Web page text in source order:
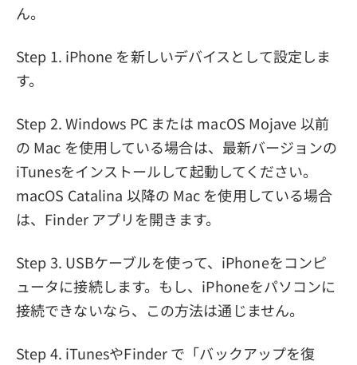
ん。
Step 1. iPhone を新しいデバイスとして設定しま
す。
Step 2. Windows PC または macOS Mojave 以前
の Mac を使用している場合は、最新バージョンの
iTunesをインストールして起動してください。
macOS Catalina 以降の Mac を使用している場合
は、Finder アプリを開きます。
Step 3. USBケーブルを使って、iPhoneをコンピ
ュータに接続します。もし、iPhoneをパソコンに
接続できないなら、この方法は通じません。
Step 4. iTunesやFinder で「バックアップを復